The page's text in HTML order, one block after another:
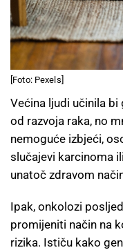
[Foto: Pexels]
Većina ljudi učinila
od razvoja raka, no
nemoguće izbjeći,
slučajevi karcinoma
unatoč zdravom
Ipak, onkolozi
promijeniti način na
rizika. Ističu kako